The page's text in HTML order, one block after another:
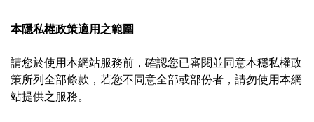
本隱私權政策適用之範圍
請您於使用本網站服務前，確認您已審閱並同意本穩私權政
策所列全部條款，若您不同意全部或部份者，請勿使用本網
站提供之服務。